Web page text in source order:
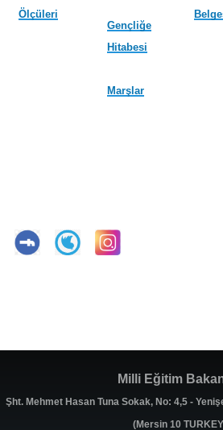
Ölçüleri
Gençliğe
Hitabesi
Marşlar
Milli Eğitim
Şht. Mehmet Hasan Tuna Sokak, No: 4,5 -
(Mersin 10